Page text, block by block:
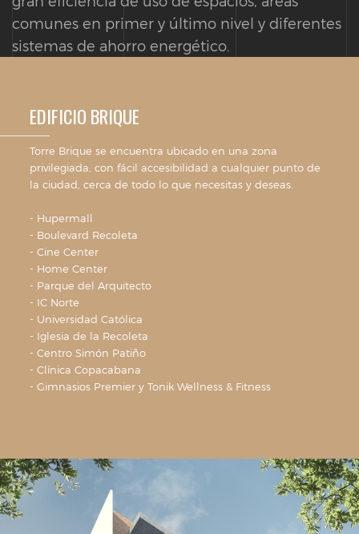
comunes en primer y último nivel y diferentes
sistemas de ahorro energético.
EDIFICIO BRIQUE
Torre Brique se encuentra ubicado en una zona
privilegiada, con fácil accesibilidad a cualquier punto de
la ciudad, cerca de todo lo que necesitas y deseas.
- Hupermall
- Boulevard Recoleta
- Cine Center
- Home Center
- Parque del Arquitecto
- IC Norte
- Universidad Católica
- Iglesia de la Recoleta
- Centro Simón Patiño
- Clínica Copacabana
- Gimnasios Premier y Tonik Wellness & Fitness